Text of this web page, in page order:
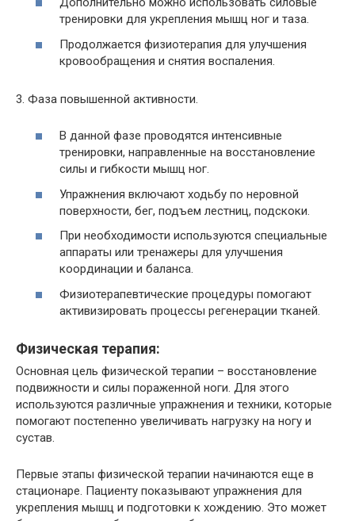
тренировки для укрепления мышц ног и таза.
Продолжается физиотерапия для улучшения
кровообращения и снятия воспаления.
3. Фаза повышенной активности.
В данной фазе проводятся интенсивные
тренировки, направленные на восстановление
силы и гибкости мышц ног.
Упражнения включают ходьбу по неровной
поверхности, бег, подъем лестниц, подскоки.
При необходимости используются специальные
аппараты или тренажеры для улучшения
координации и баланса.
Физиотерапевтические процедуры помогают
активизировать процессы регенерации тканей.
Физическая терапия:
Основная цель физической терапии – восстановление
подвижности и силы пораженной ноги. Для этого
используются различные упражнения и техники, которые
помогают постепенно увеличивать нагрузку на ногу и
сустав.
Первые этапы физической терапии начинаются еще в
стационаре. Пациенту показывают упражнения для
укрепления мышц и подготовки к хождению. Это может